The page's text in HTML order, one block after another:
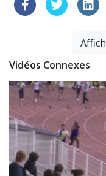
Vidéos Connexes